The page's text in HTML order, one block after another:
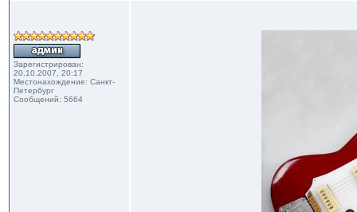
Зарегистрирован:
20.10.2007, 20:17
Местонахождение: Санкт-
Петербург
Сообщений: 5664